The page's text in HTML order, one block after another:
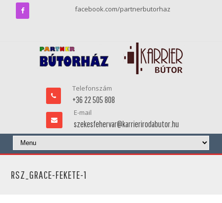
facebook.com/partnerbutorhaz
Telefonszám
+36 22 505 808
E-mail
szekesfehervar@karrierirodabutor.hu
RSZ_GRACE-FEKETE-1